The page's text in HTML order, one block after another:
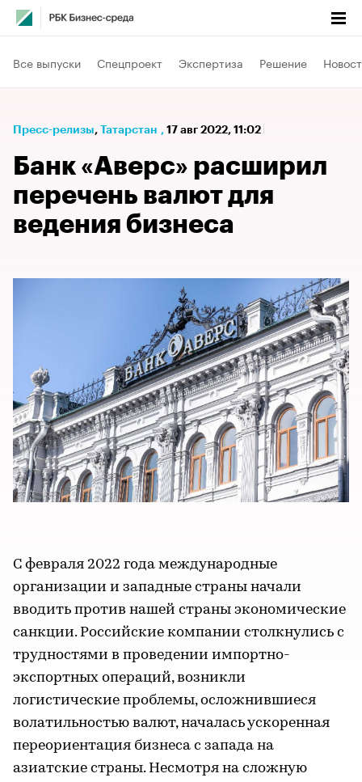
Все выпуски Спецпроект Экспертиза Решение
Пресс-релизы⁠, Татарстан , 17 авг 2022, 11:02
Банк «Аверс» расширил
перечень валют для
ведения бизнеса
С февраля 2022 года международные
организации и западные страны начали
вводить против нашей страны экономические
санкции. Российские компании столкнулись с
трудностями в проведении импортно-
экспортных операций, возникли
логистические проблемы, осложнившиеся
волатильностью валют, началась ускоренная
переориентация бизнеса с запада на
азиатские страны. Несмотря на сложную